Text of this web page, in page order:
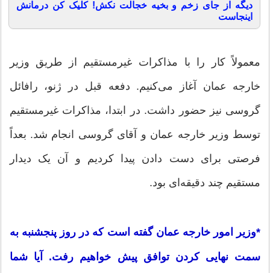
دیگه از جای زخم و بخیه خجالت نکش! کلیک کن درمانش
اینجاست
معمولاً کار را با مذاکرات غیرمستقیم از طریق وزیر
خارجه عمان آغاز می‌کنیم. دفعه قبل در ژنو، رافائل
گروسی نیز حضور داشت. در ابتدا، مذاکرات غیرمستقیم
توسط وزیر خارجه عمان و آقای گروسی انجام شد. بعداً
فرصتی برای دست دادن پیدا کردیم و آن یک دیدار
مستقیم چند دقیقه‌ای بود.
*وزیر امور خارجه عمان گفته است که در روز پنجشنبه به
سمت نهایی کردن توافق پیش خواهیم رفت. آیا شما